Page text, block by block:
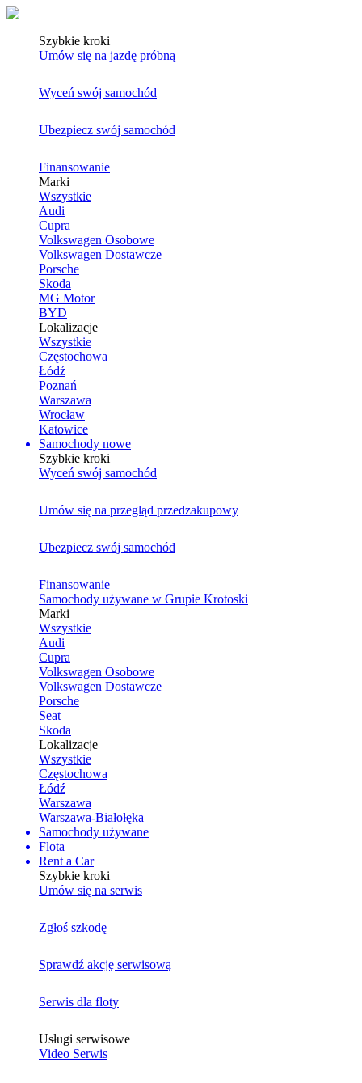
Szybkie kroki
Umów się na jazdę próbną
Wyceń swój samochód
Ubezpiecz swój samochód
Finansowanie
Marki
Wszystkie
Audi
Cupra
Volkswagen Osobowe
Volkswagen Dostawcze
Porsche
Skoda
MG Motor
BYD
Lokalizacje
Wszystkie
Częstochowa
Łódź
Poznań
Warszawa
Wrocław
Katowice
Samochody nowe
Szybkie kroki
Wyceń swój samochód
Umów się na przegląd przedzakupowy
Ubezpiecz swój samochód
Finansowanie
Samochody używane w Grupie Krotoski
Marki
Wszystkie
Audi
Cupra
Volkswagen Osobowe
Volkswagen Dostawcze
Porsche
Seat
Skoda
Lokalizacje
Wszystkie
Częstochowa
Łódź
Warszawa
Warszawa-Białołęka
Samochody używane
Flota
Rent a Car
Szybkie kroki
Umów się na serwis
Zgłoś szkodę
Sprawdź akcję serwisową
Serwis dla floty
Usługi serwisowe
Video Serwis